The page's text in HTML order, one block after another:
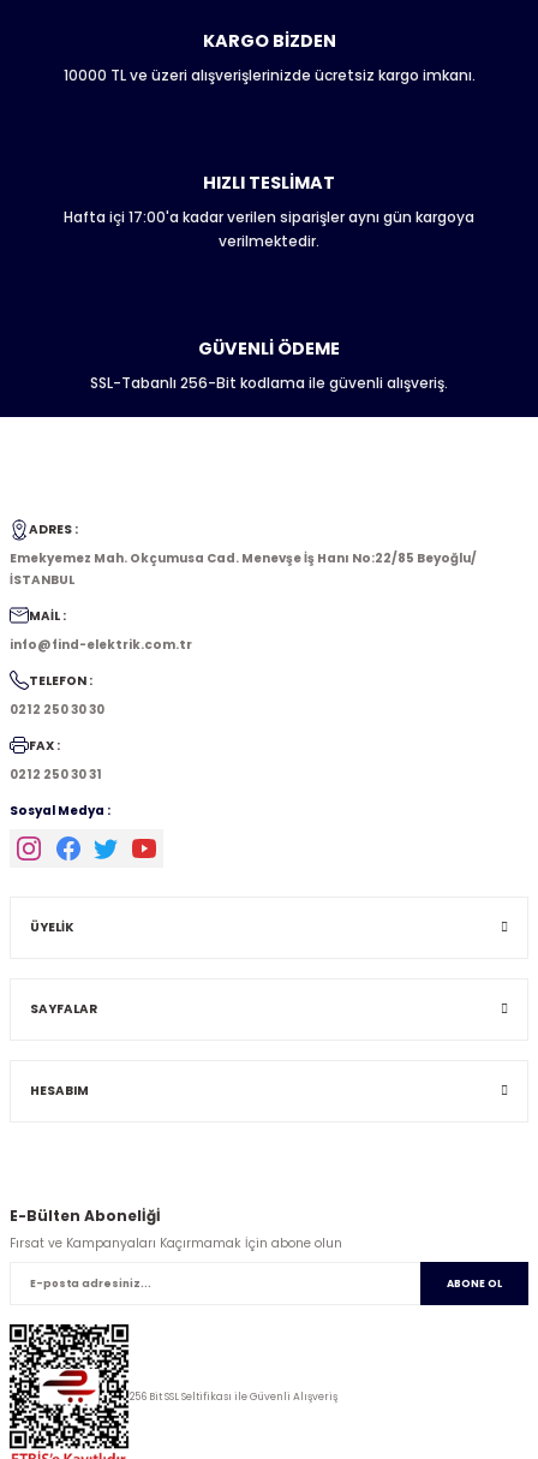
Ürün fiyatı diğer sitelerden daha pahalı.
Bu ürüne benzer farklı alternatifler olmalı.
Gönder
KARGO BİZDEN
10000 TL ve üzeri alışverişlerinizde ücretsiz kargo imkanı.
HIZLI TESLİMAT
Hafta içi 17:00'a kadar verilen siparişler aynı gün kargoya
verilmektedir.
GÜVENLİ ÖDEME
SSL-Tabanlı 256-Bit kodlama ile güvenli alışveriş.
ADRES :
Emekyemez Mah. Okçumusa Cad. Menevşe İş Hanı No:22/85 Beyoğlu/
İSTANBUL
MAİL :
info@find-elektrik.com.tr
TELEFON :
0212 250 30 30
FAX :
0212 250 30 31
Sosyal Medya :
ÜYELİK
SAYFALAR
HESABIM
E-Bülten Abonelİğİ
Fırsat ve Kampanyaları Kaçırmamak İçin abone olun
ABONE OL
256 Bit SSL Seltifikası ile Güvenli Alışveriş